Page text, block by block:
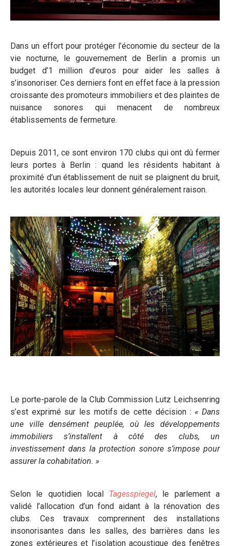
Dans un effort pour protéger l’économie du secteur de la
vie nocturne, le gouvernement de Berlin a promis un
budget d’1 million d’euros pour aider les salles à
s’insonoriser. Ces derniers font en effet face à la pression
croissante des promoteurs immobiliers et des plaintes de
nuisance sonores qui menacent de nombreux
établissements de fermeture.
Depuis 2011, ce sont environ 170 clubs qui ont dû fermer
leurs portes à Berlin : quand les résidents habitant à
proximité d’un établissement de nuit se plaignent du bruit,
les autorités locales leur donnent généralement raison.
Le porte-parole de la Club Commission Lutz Leichsenring
s’est exprimé sur les motifs de cette décision : « Dans
une ville densément peuplée, où les développements
immobiliers s’installent à côté des clubs, un
investissement dans la protection sonore s’impose pour
assurer la cohabitation. »
Selon le quotidien local Tagesspiegel, le parlement a
validé l’allocation d’un fond aidant à la rénovation des
clubs. Ces travaux comprennent des installations
insonorisantes dans les salles, des barrières dans les
zones extérieures et l’isolation acoustique des fenêtres